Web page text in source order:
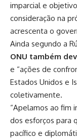
imparcial e
consideração na
acrescenta o
Ainda segundo a
ONU também
e “ações de
Estados Unidos e
coletivamente.
“Apelamos ao fim
dos esforços para
pacífico e